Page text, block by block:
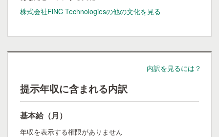
株式会社FiNC Technologiesの他の文化を見る
内訳を見るには？
提示年収に含まれる内訳
基本給（月）
年収を表示する権限がありません